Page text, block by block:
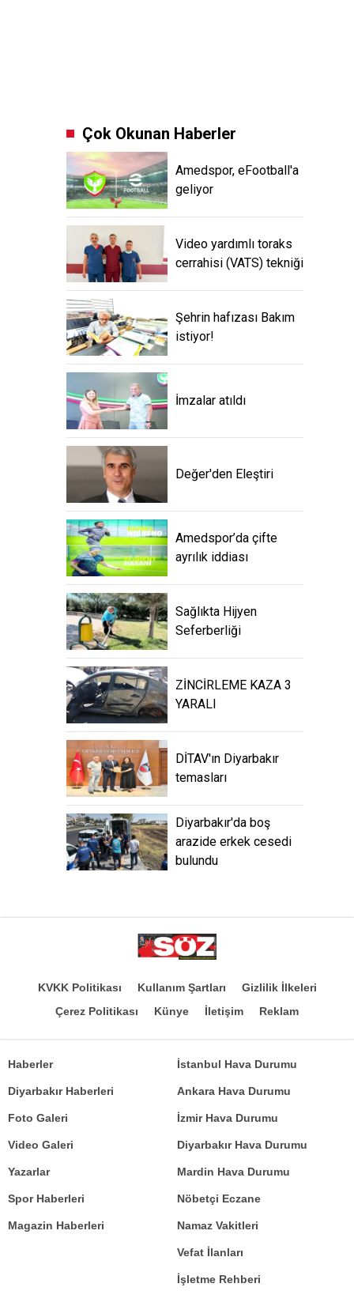
Çok Okunan Haberler
Amedspor, eFootball'a
geliyor
Video yardımlı toraks
cerrahisi (VATS) tekniği
Şehrin hafızası Bakım
istiyor!
İmzalar atıldı
Değer'den Eleştiri
Amedspor’da çifte
ayrılık iddiası
Sağlıkta Hijyen
Seferberliği
ZİNCİRLEME KAZA 3
YARALI
DİTAV'ın Diyarbakır
temasları
Diyarbakır'da boş
arazide erkek cesedi
bulundu
KVKK Politikası Kullanım Şartları
Gizlilik İlkeleri
Çerez Politikası
Künye İletişim Reklam
Haberler
Diyarbakır Haberleri
Foto Galeri
Video Galeri
Yazarlar
İstanbul Hava Durumu
Ankara Hava Durumu
İzmir Hava Durumu
Diyarbakır Hava Durumu
Mardin Hava Durumu
Spor Haberleri
Magazin Haberleri
Nöbetçi Eczane
Namaz Vakitleri
Vefat İlanları
İşletme Rehberi